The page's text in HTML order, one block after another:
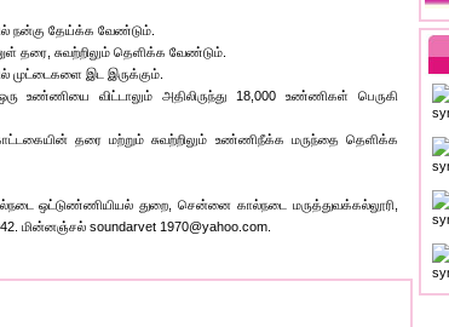
நன்கு தேய்க்க வேண்டும்.
சுவற்றிலும் தெளிக்க வேண்டும்.
முட்டைகளை இட இருக்கும்.
உண்ணியை விட்டாலும் அதிலிருந்து 18,000 உண்ணிகள் பெருகி
தரை மற்றும் சுவற்றிலும் உண்ணிநீக்க மருந்தை தெளிக்க
ஒட்டுண்ணியியல் துறை, சென்னை கால்நடை மருத்துவக்கல்லூரி,
மின்னஞ்சல் soundarvet 1970@yahoo.com.